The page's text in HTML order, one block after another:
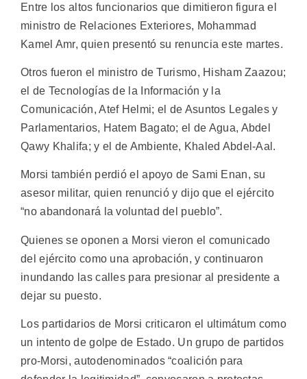
Entre los altos funcionarios que dimitieron figura el
ministro de Relaciones Exteriores, Mohammad
Kamel Amr, quien presentó su renuncia este martes.
Otros fueron el ministro de Turismo, Hisham Zaazou;
el de Tecnologías de la Información y la
Comunicación, Atef Helmi; el de Asuntos Legales y
Parlamentarios, Hatem Bagato; el de Agua, Abdel
Qawy Khalifa; y el de Ambiente, Khaled Abdel-Aal.
Morsi también perdió el apoyo de Sami Enan, su
asesor militar, quien renunció y dijo que el ejército
“no abandonará la voluntad del pueblo”.
Quienes se oponen a Morsi vieron el comunicado
del ejército como una aprobación, y continuaron
inundando las calles para presionar al presidente a
dejar su puesto.
Los partidarios de Morsi criticaron el ultimátum como
un intento de golpe de Estado. Un grupo de partidos
pro-Morsi, autodenominados “coalición para